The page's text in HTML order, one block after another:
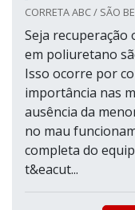
CORRETA ABC / SÃO
Seja recuperação
em poliuretano
Isso ocorre por
importância nas
ausência da
no mau
completa do
t&eacut...